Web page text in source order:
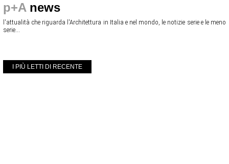
p+A news
l'attualità che riguarda l'Architettura in Italia e nel mondo, le notizie serie e le meno
serie...
I PIÙ LETTI DI RECENTE